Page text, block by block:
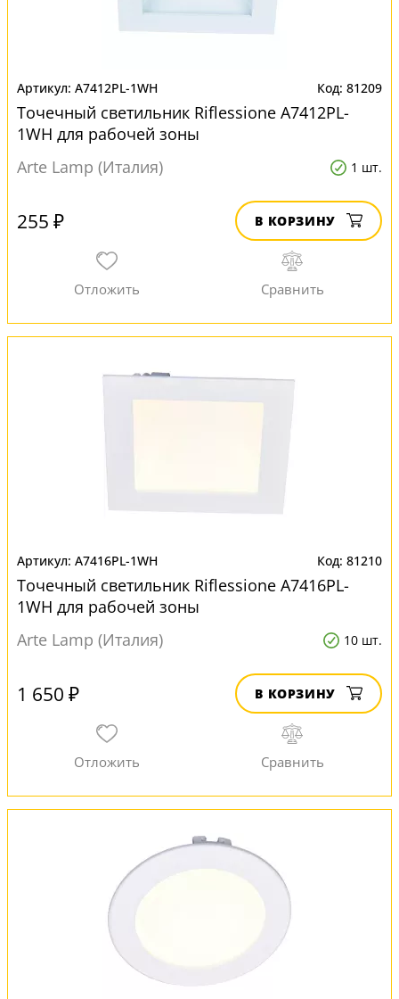
A7412PL-1WH 81209
Точечный светильник Riflessione A7412PL-
1WH для рабочей зоны
Arte Lamp (Италия)
1 шт.
255 ₽ В КОРЗИНУ
A7416PL-1WH 81210
Точечный светильник Riflessione A7416PL-
1WH для рабочей зоны
Arte Lamp (Италия)
10 шт.
1 650 ₽ В КОРЗИНУ